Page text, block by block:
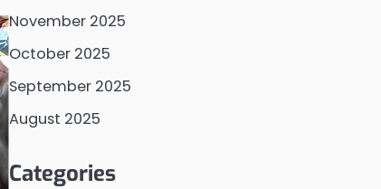
November 2025
October 2025
September 2025
August 2025
Categories